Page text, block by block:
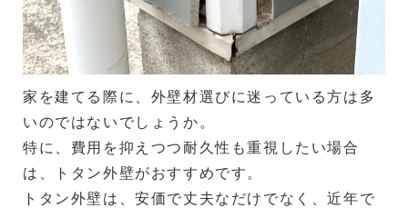
家を建てる際に、外壁材選びに迷っている方は多
いのではないでしょうか。
特に、費用を抑えつつ耐久性も重視したい場合
は、トタン外壁がおすすめです。
トタン外壁は、安価で丈夫なだけでなく、近年で